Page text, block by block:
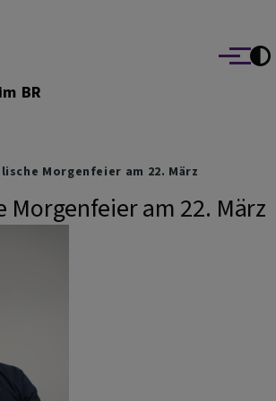
BR
Menü
Morgenfeier am 22. März
Morgenfeier am 22. März